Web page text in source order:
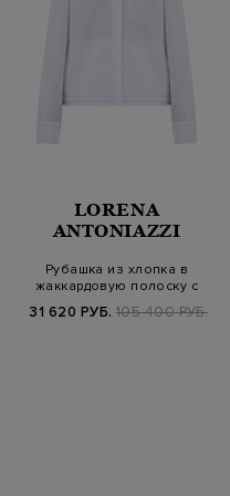
LORENA
ANTONIAZZI
Рубашка из хлопка в
жаккардовую полоску с
31 620 РУБ. 105 400 РУБ.